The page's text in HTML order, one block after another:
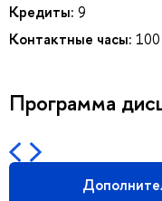
Кредиты: 9
Контактные часы: 100
Программа